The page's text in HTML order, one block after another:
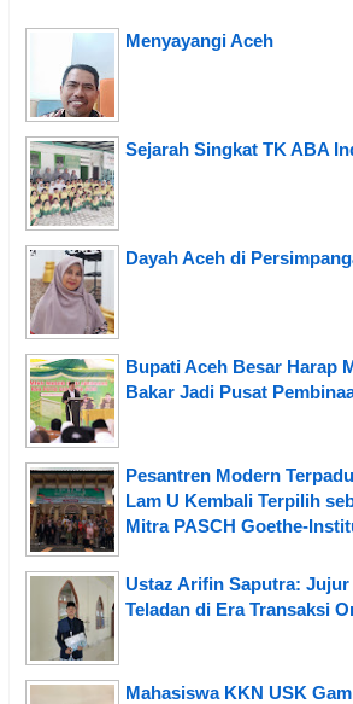
Menyayangi Aceh
Sejarah Singkat TK ABA
Dayah Aceh di
Bupati Aceh Besar Harap
Bakar Jadi Pusat
Pesantren Modern
Lam U Kembali Terpilih
Mitra PASCH Goethe-
Ustaz Arifin Saputra: Jujur
Teladan di Era Transaksi
Mahasiswa KKN USK